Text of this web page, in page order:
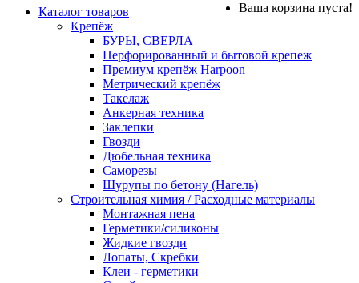
Ваша корзина пуста!
Каталог товаров
Крепёж
БУРЫ, СВЕРЛА
Перфорированный и бытовой крепеж
Премиум крепёж Harpoon
Метрический крепёж
Такелаж
Анкерная техника
Заклепки
Гвозди
Дюбельная техника
Саморезы
Шурупы по бетону (Нагель)
Строительная химия / Расходные материалы
Монтажная пена
Герметики/силиконы
Жидкие гвозди
Лопаты, Скребки
Клеи - герметики